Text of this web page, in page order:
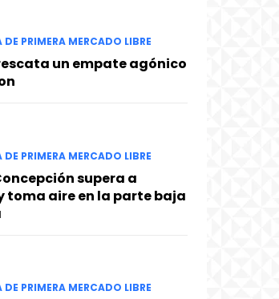
DE PRIMERA MERCADO LIBRE
un empate agónico
DE PRIMERA MERCADO LIBRE
supera a
toma aire en la parte baja
DE PRIMERA MERCADO LIBRE